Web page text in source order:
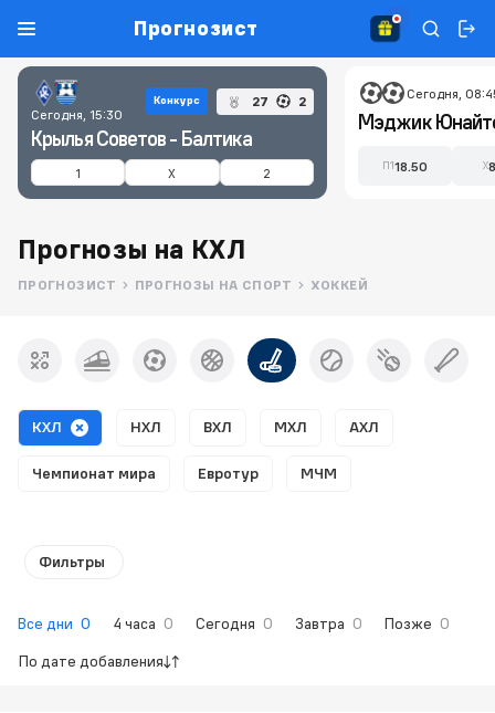
Прогнозист
Сегодня, 15:30
Конкурс 27 2
Крылья Советов - Балтика
1 X 2
Сегодня,
П118.50 X
Прогнозы на КХЛ
ПРОГНОЗИСТ ПРОГНОЗЫ НА СПОРТ ХОККЕЙ
КХЛ НХЛ ВХЛ МХЛ АХЛ
Чемпионат мира Евротур МЧМ
Фильтры
Все дни 0 4 часа 0 Сегодня 0 Завтра 0 Позже 0
По дате добавления